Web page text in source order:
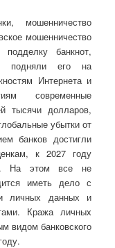
мошенничество
мошенничество
банкнот,
подняли его на
Интернета и
современные
тысячи долларов,
убытки от
банков достигли
к 2027 году
На этом все не
иметь дело с
личных данных и
Кража личных
видом банковского